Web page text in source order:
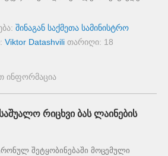
შინაგან საქმეთა სამინისტრო
Viktor Datashvili თარიღი: 18
ინფორმაცია
რიცხვი ბას ლაინების
შეტყობინებაში მოცემული